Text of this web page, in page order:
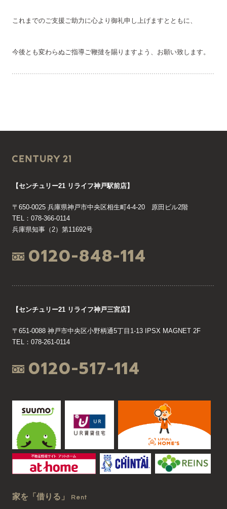
これまでのご支援ご助力に心より御礼申し上げますとともに、
今後とも変わらぬご指導ご鞭撻を賜りますよう、お願い致します。
【センチュリー21 リライフ神戸駅前店】
〒650-0025 兵庫県神戸市中央区相生町4-4-20 原田ビル2階
TEL：078-366-0114
兵庫県知事（2）第11692号
0120-848-114
【センチュリー21 リライフ神戸三宮店】
〒651-0088 神戸市中央区小野柄通5丁目1-13 IPSX MAGNET 2F
TEL：078-261-0114
0120-517-114
家を「借りる」 Rent